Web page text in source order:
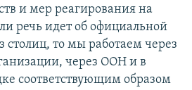
и мер реагирования на
речь идет об официальной
столиц, то мы работаем через
через ООН и в
соответствующим образом